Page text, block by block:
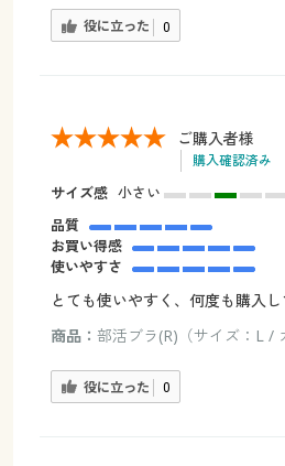
役に立った 0
ご購入者様
購入確認済み
サイズ感 小さい
品質
お買い得感
使いやすさ
とても使いやすく、何度も購入し
商品： 部活ブラ(R)（サイズ：L /
役に立った 0